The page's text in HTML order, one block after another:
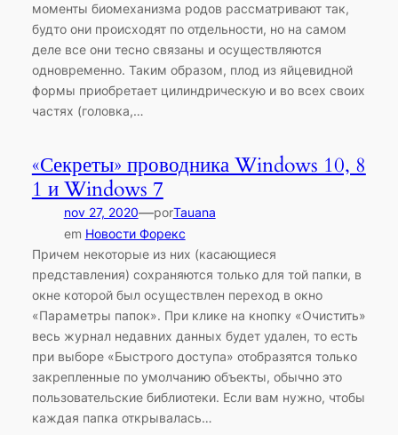
моменты биомеханизма родов рассматривают так,
будто они происходят по отдельности, но на самом
деле все они тесно связаны и осуществляются
одновременно. Таким образом, плод из яйцевидной
формы приобретает цилиндрическую и во всех своих
частях (головка,…
«Секреты» проводника Windows 10, 8
1 и Windows 7
nov 27, 2020—porTauana
em Новости Форекс
Причем некоторые из них (касающиеся
представления) сохраняются только для той папки, в
окне которой был осуществлен переход в окно
«Параметры папок». При клике на кнопку «Очистить»
весь журнал недавних данных будет удален, то есть
при выборе «Быстрого доступа» отобразятся только
закрепленные по умолчанию объекты, обычно это
пользовательские библиотеки. Если вам нужно, чтобы
каждая папка открывалась…